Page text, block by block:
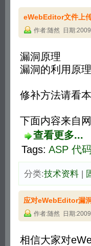
eWebEditor文件上
作者:随然 日期
漏洞原理
漏洞的利用原
修补方法请看
下面内容来自网
查看更多...
Tags: ASP 代码
分类:技术资料|
应对eWebEditor漏
作者:随然 日期
相信大家对